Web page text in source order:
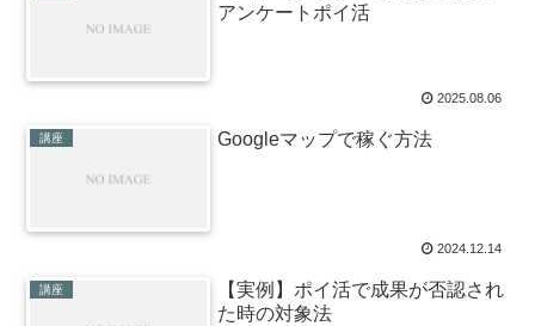
アンケートポイ活
2025.08.06
講座 Googleマップで稼ぐ方法
2024.12.14
講座
【実例】ポイ活で成果が否認され
た時の対象法